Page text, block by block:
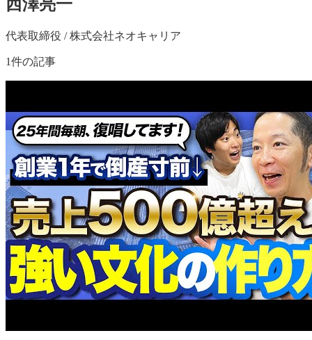
西澤亮一
代表取締役 / 株式会社ネオキャリア
1件の記事